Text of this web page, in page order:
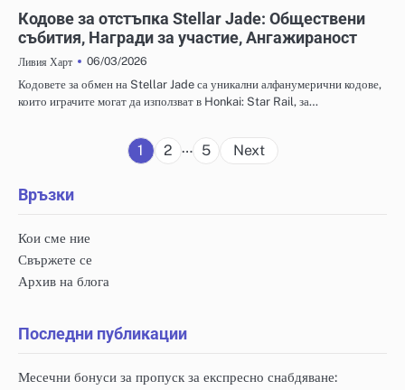
Кодове за отстъпка Stellar Jade: Обществени
събития, Награди за участие, Ангажираност
Ливия Харт
06/03/2026
Кодовете за обмен на Stellar Jade са уникални алфанумерични кодове,
които играчите могат да използват в Honkai: Star Rail, за…
Posts
1 2 … 5 Next
Връзки
Кои сме ние
Свържете се
Архив на блога
Последни публикации
Месечни бонуси за пропуск за експресно снабдяване: